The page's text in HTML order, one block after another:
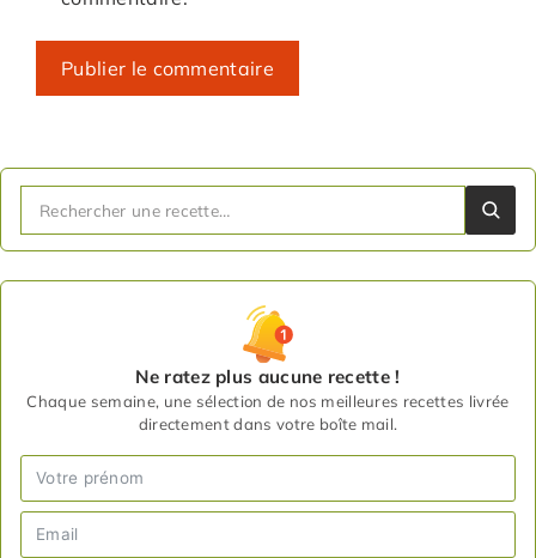
Ne ratez plus aucune recette !
Chaque semaine, une sélection de nos meilleures recettes livrée
directement dans votre boîte mail.